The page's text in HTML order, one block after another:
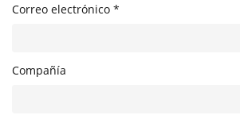
Correo electrónico *
Compañía